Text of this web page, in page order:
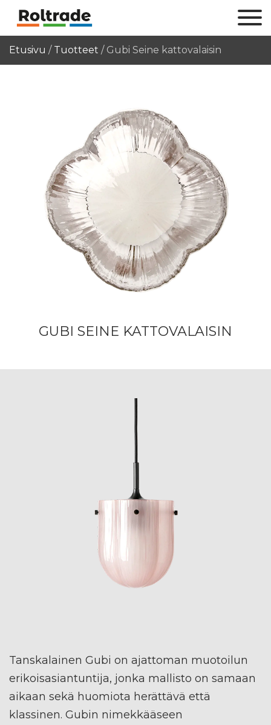
Etusivu / Tuotteet / Gubi Seine kattovalaisin
GUBI SEINE KATTOVALAISIN
Tanskalainen Gubi on ajattoman muotoilun
erikoisasiantuntija, jonka mallisto on samaan
aikaan sekä huomiota herättävä että
klassinen. Gubin nimekkääseen